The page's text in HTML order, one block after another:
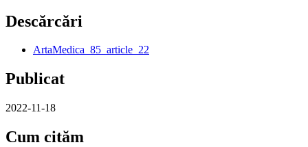
Descărcări
ArtaMedica_85_article_22
Publicat
2022-11-18
Cum cităm